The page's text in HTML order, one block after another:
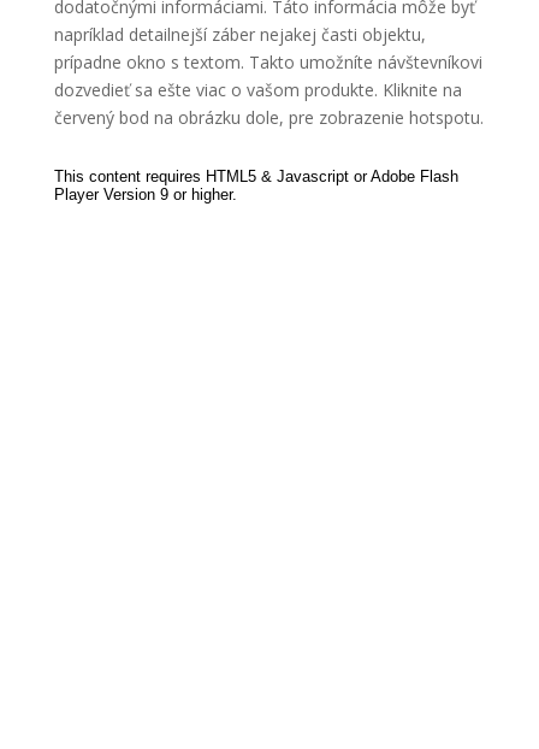
dodatočnými informáciami. Táto informácia môže byť
napríklad detailnejší záber nejakej časti objektu,
prípadne okno s textom. Takto umožníte návštevníkovi
dozvedieť sa ešte viac o vašom produkte. Kliknite na
červený bod na obrázku dole, pre zobrazenie hotspotu.